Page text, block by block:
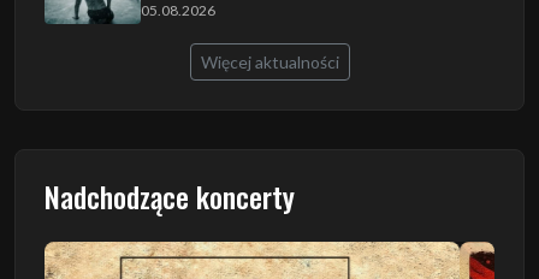
05.08.2026
Więcej aktualności
Nadchodzące koncerty